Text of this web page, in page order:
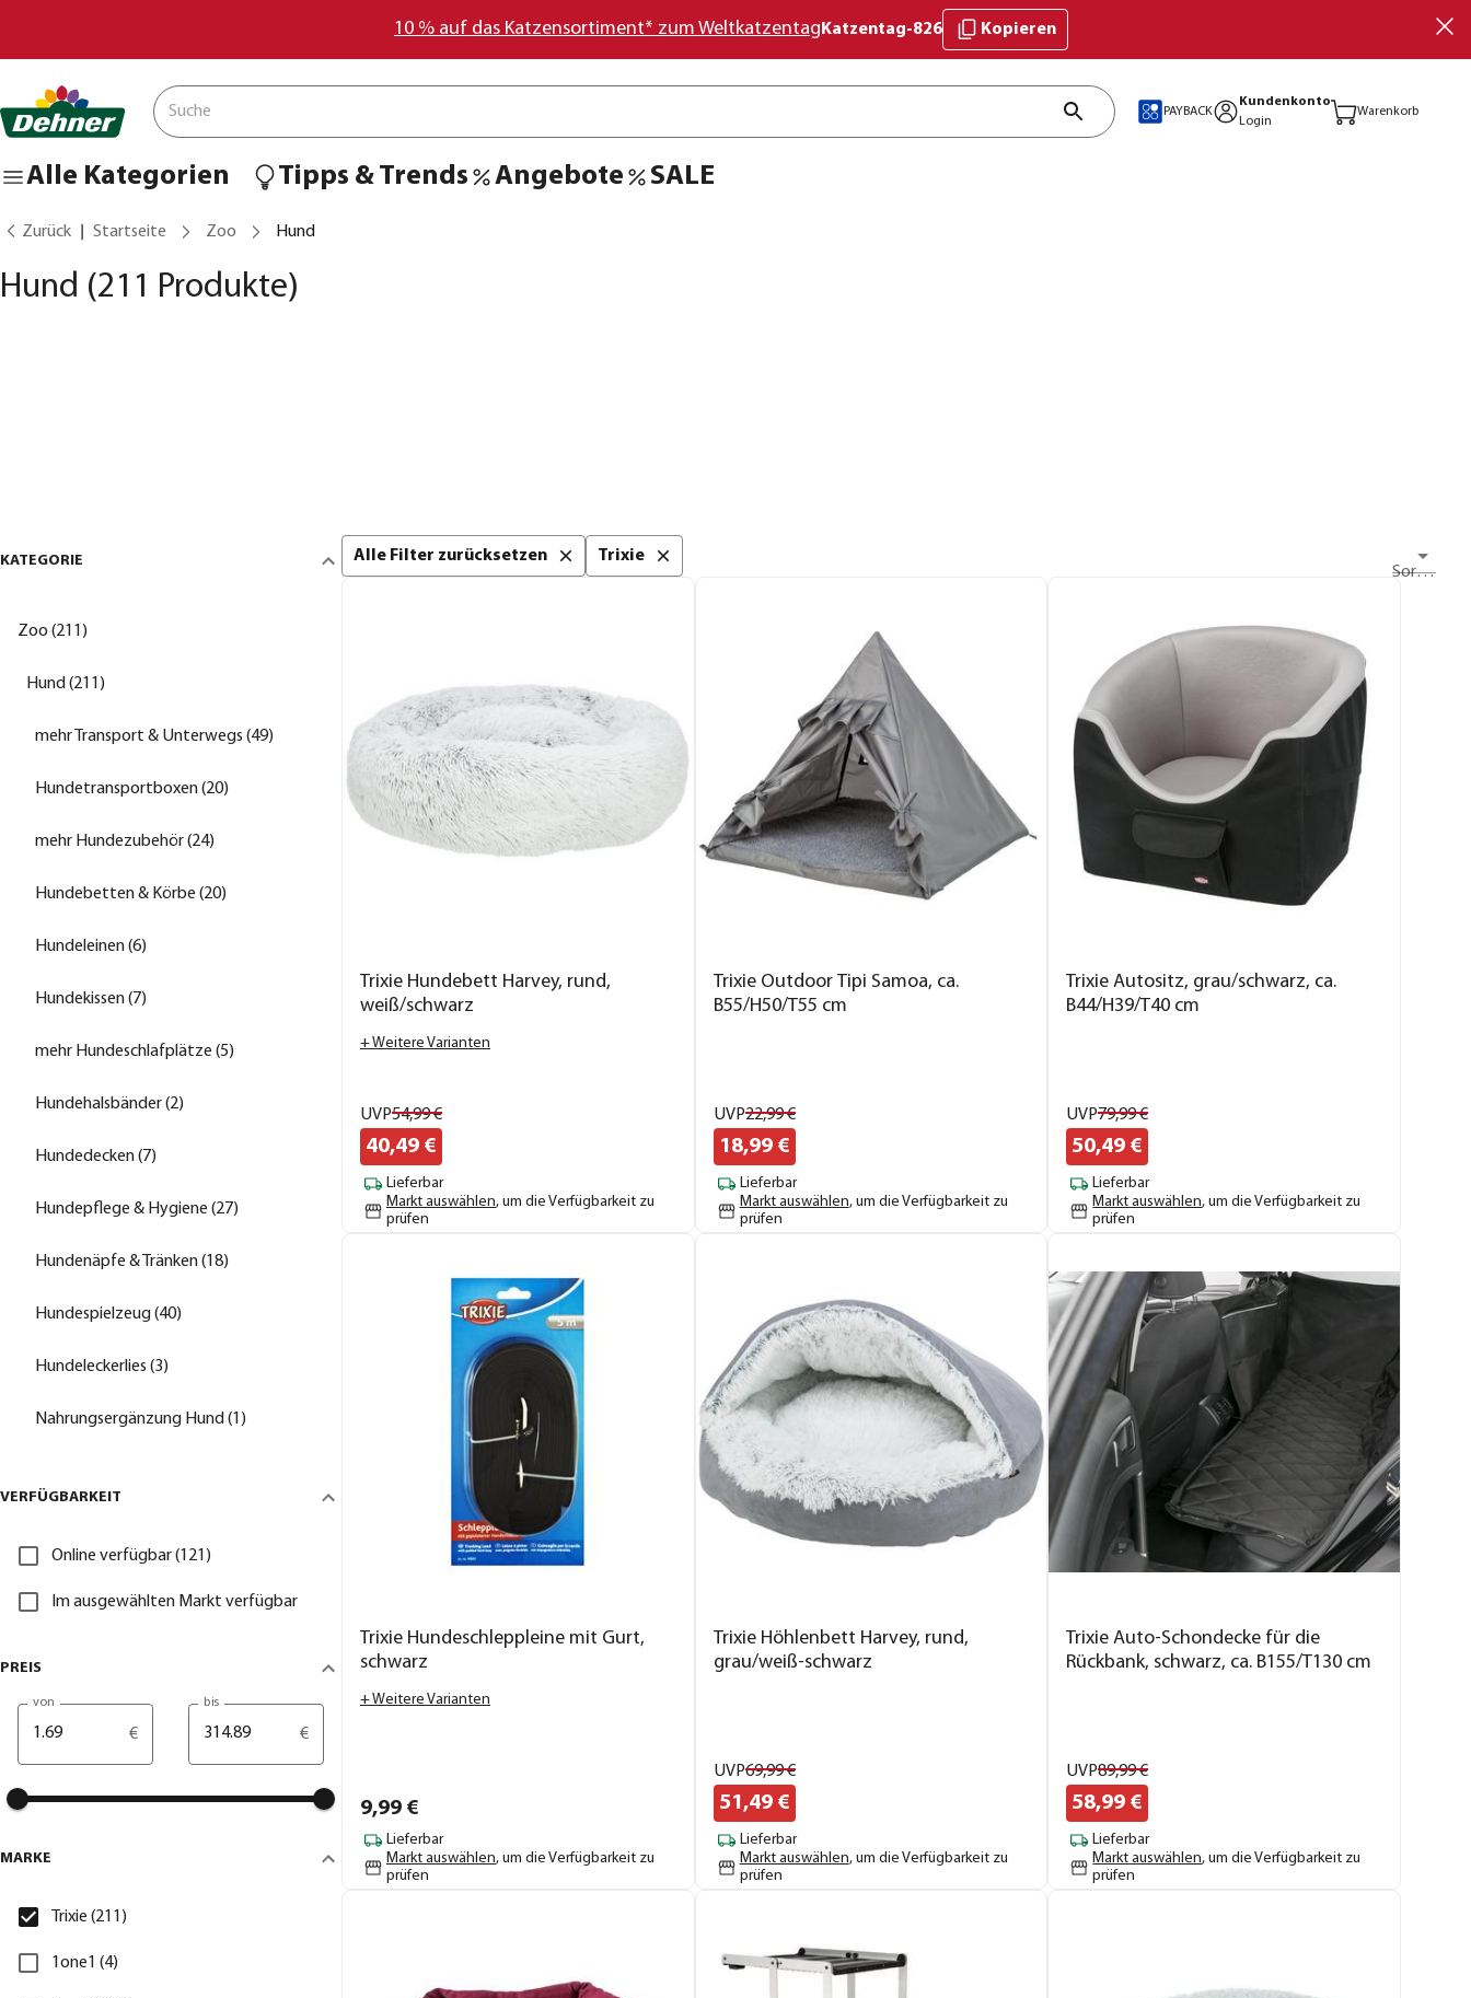
10 % auf das Katzensortiment* zum Weltkatzentag Katzentag-826 Kopieren
PAYBACK
Kundenkonto
Login
Warenkorb
Alle Kategorien Tipps & Trends Angebote SALE
Zurück Startseite Zoo Hund
Hund (211 Produkte)
KATEGORIE
Zoo (211)
Hund (211)
mehr Transport & Unterwegs (49)
Hundetransportboxen (20)
mehr Hundezubehör (24)
Hundebetten & Körbe (20)
Hundeleinen (6)
Hundekissen (7)
mehr Hundeschlafplätze (5)
Hundehalsbänder (2)
Hundedecken (7)
Hundepflege & Hygiene (27)
Hundenäpfe & Tränken (18)
Hundespielzeug (40)
Hundeleckerlies (3)
Nahrungsergänzung Hund (1)
VERFÜGBARKEIT
Online verfügbar (121)
Im ausgewählten Markt verfügbar
PREIS
von
€
bis
€
MARKE
Trixie (211)
1one1 (4)
Alle Filter zurücksetzen
Trixie
Sortieren nach
Trixie Hundebett Harvey, rund,
weiß/schwarz
+ Weitere Varianten
UVP54,99€
40,49 €
Lieferbar
Markt auswählen, um die Verfügbarkeit zu
prüfen
Trixie Outdoor Tipi Samoa, ca.
B55/H50/T55 cm
UVP22,99€
18,99€
Lieferbar
Markt auswählen, um die Verfügbarkeit zu
prüfen
Trixie Autositz, grau/schwarz, ca.
B44/H39/T40 cm
UVP79,99€
50,49 €
Lieferbar
Markt auswählen, um die Verfügbarkeit zu
prüfen
Trixie Hundeschleppleine mit Gurt,
schwarz
+ Weitere Varianten
9,99 €
Lieferbar
Markt auswählen, um die Verfügbarkeit zu
prüfen
Trixie Höhlenbett Harvey, rund,
grau/weiß-schwarz
UVP69,99€
51,49€
Lieferbar
Markt auswählen, um die Verfügbarkeit zu
prüfen
Trixie Auto-Schondecke für die
Rückbank, schwarz, ca. B155/T130 cm
UVP89,99€
58,99 €
Lieferbar
Markt auswählen, um die Verfügbarkeit zu
prüfen